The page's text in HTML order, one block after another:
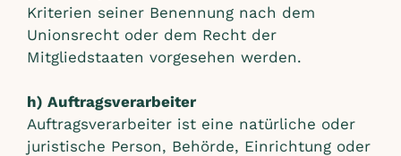
Kriterien seiner Benennung nach dem
Unionsrecht oder dem Recht der
Mitgliedstaaten vorgesehen werden.
h) Auftragsverarbeiter
Auftragsverarbeiter ist eine natürliche oder
juristische Person, Behörde, Einrichtung oder